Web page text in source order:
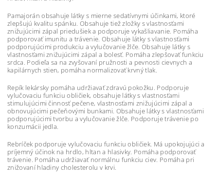
Pamajorán obsahuje látky s mierne sedatívnymi účinkami, ktoré
zlepšujú kvalitu spánku. Obsahuje tiež zložky s vlastnosťami
znižujúcimi zápal priedušiek a podporuje vykašliavanie. Pomáha
podporovať imunitu a trávenie. Obsahuje látky s vlastnosťami
podporujúcimi produkciu a vylučovanie žlče. Obsahuje látky s
vlastnosťami znižujúcimi zápal a bolesť. Pomáha zlepšovať funkciu
srdca. Podieľa sa na zvyšovaní pružnosti a pevnosti cievnych a
kapilárnych stien, pomáha normalizovať krvný tlak.
Repík lekársky pomáha udržiavať zdravú pokožku. Podporuje
vylučovaciu funkciu obličiek, obsahuje látky s vlastnosťami
stimulujúcimi činnosť pečene, vlastnosťami znižujúcimi zápal a
obnovujúcimi pečeňovými bunkami. Obsahuje látky s vlastnosťami
podporujúcimi tvorbu a vylučovanie žlče. Podporuje trávenie po
konzumácii jedla.
Rebríček podporuje vylučovaciu funkciu obličiek. Má upokojujúci a
príjemný účinok na hrdlo, hltan a hlasivky. Pomáha podporovať
trávenie. Pomáha udržiavať normálnu funkciu ciev. Pomáha pri
znižovaní hladiny cholesterolu v krvi.